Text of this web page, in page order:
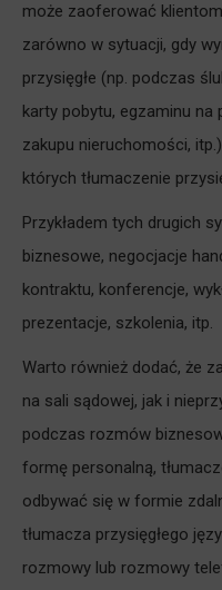
może zaoferować
zarówno w sytuacji, gdy
przysięgłe (np. podczas
karty pobytu, egzaminu na
zakupu nieruchomości,
których tłumaczenie
Przykładem tych drugich
biznesowe, negocjacje
kontraktu, konferencje,
prezentacje, szkolenia, itp.
Warto również dodać, że
na sali sądowej, jak i
podczas rozmów
formę personalną,
odbywać się w formie
tłumacza przysięgłego
rozmowy lub rozmowy